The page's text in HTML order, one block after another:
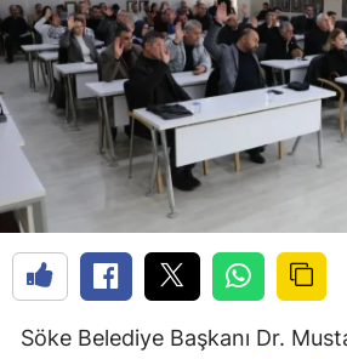
Söke Belediye Başkanı Dr.